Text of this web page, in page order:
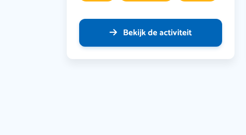
Bekijk de activiteit